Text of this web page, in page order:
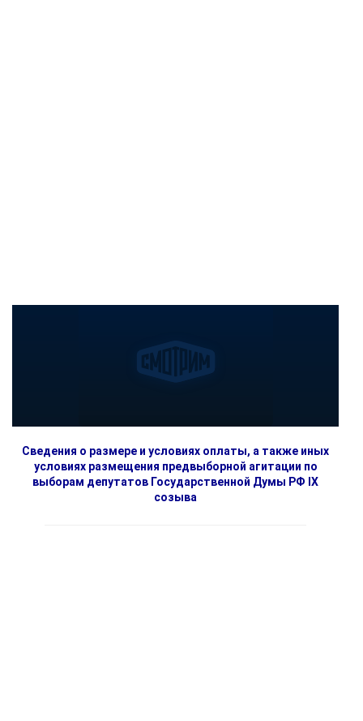
Сведения о размере и условиях оплаты, а также иных
условиях размещения предвыборной агитации по
выборам депутатов Государственной Думы РФ IX
созыва